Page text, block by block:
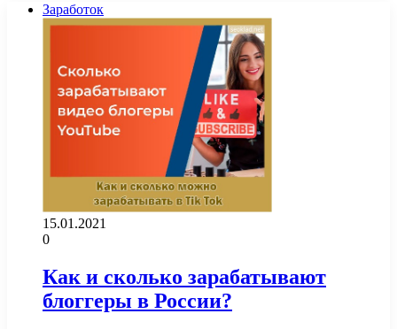
Заработок
15.01.2021
0
Как и сколько зарабатывают
блоггеры в России?